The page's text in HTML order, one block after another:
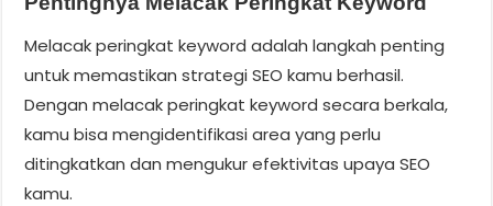
Melacak peringkat keyword adalah langkah penting
untuk memastikan strategi SEO kamu berhasil.
Dengan melacak peringkat keyword secara berkala,
kamu bisa mengidentifikasi area yang perlu
ditingkatkan dan mengukur efektivitas upaya SEO
kamu.